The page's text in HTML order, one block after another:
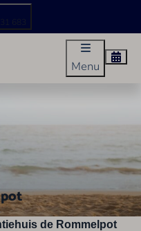
Menu
de Rommelpot